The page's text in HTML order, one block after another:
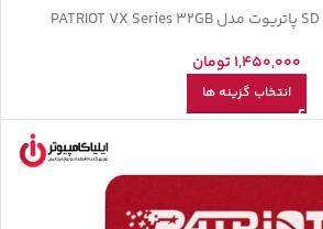
1,450,000 تومان
انتخاب گزینه ها